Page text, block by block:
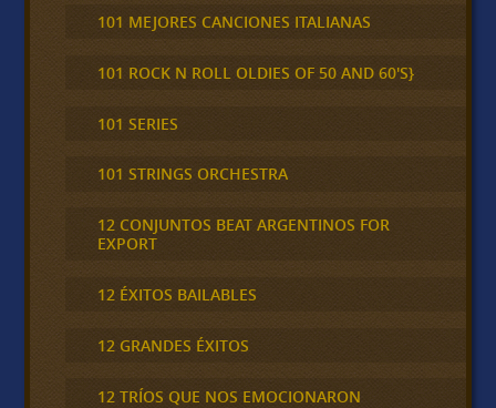
101 MEJORES CANCIONES ITALIANAS
101 ROCK N ROLL OLDIES OF 50 AND 60'S}
101 SERIES
101 STRINGS ORCHESTRA
12 CONJUNTOS BEAT ARGENTINOS FOR
EXPORT
12 ÉXITOS BAILABLES
12 GRANDES ÉXITOS
12 TRÍOS QUE NOS EMOCIONARON